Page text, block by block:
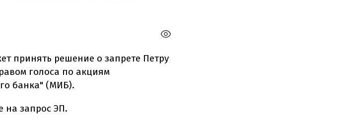
принять решение о запрете Петру
голоса по акциям
банка" (МИБ).
на запрос ЭП.